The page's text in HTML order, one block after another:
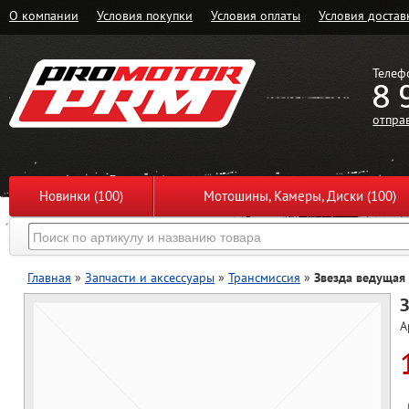
О компании Условия покупки Условия оплаты Условия
8
Новинки (100) Мотошины, Камеры, Диски (100)
Главная » Запчасти и аксессуары » Трансмиссия » Звезда